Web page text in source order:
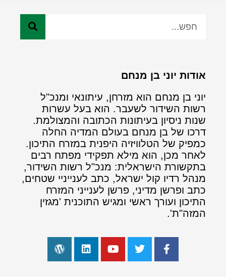
אודות יוני בן מנחם
יוני בן מנחם הוא מזרחן, עיתונאי ומנכ"ל
רשות השידור לשעבר. הוא בעל עשרות
שנות ניסיון בעיתונות הכתובה והמצולמת.
דרכו של בן מנחם בעולם המדיה החלה
כמפיק של הטלוויזיה היפנית במזרח התיכון.
לאחר מכן, הוא מילא תפקידי מפתח רבים
בתקשורת הישראלית: מנכ"ל רשות השידור,
מנהל רדיו קול ישראל, כתב לענייניי שטחים,
כתב ופרשן מדיני, פרשן לענייני המזרח
התיכון ועורך ראשי ומגיש התוכנית 'מגזין
המזה"ת'.